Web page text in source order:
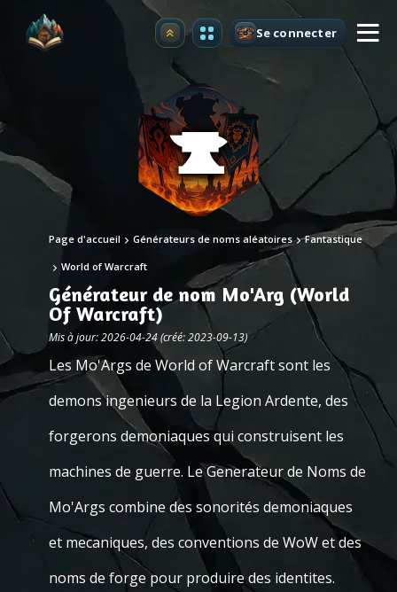
Premium Se connecter
Page d'accueil Générateurs de noms aléatoires Fantastique
World of Warcraft
Générateur de nom Mo'Arg (World
Of Warcraft)
Mis à jour: 2026-04-24 (créé: 2023-09-13)
Les Mo'Args de World of Warcraft sont les
demons ingenieurs de la Legion Ardente, des
forgerons demoniaques qui construisent les
machines de guerre. Le Generateur de Noms de
Mo'Args combine des sonorités demoniaques
et mecaniques, des conventions de WoW et des
noms de forge pour produire des identites.